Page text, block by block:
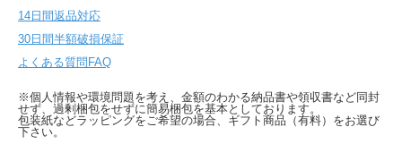
14日間返品対応
30日間半額破損保証
よくある質問FAQ
※個人情報や環境問題を考え、金額のわかる納品書や領収書など同封
せず、過剰梱包をせずに簡易梱包を基本としております。
包装紙などラッピングをご希望の場合、ギフト商品（有料）をお選び
下さい。